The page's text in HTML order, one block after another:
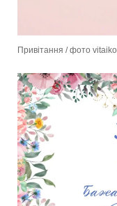
Привітання / фото vitaiko